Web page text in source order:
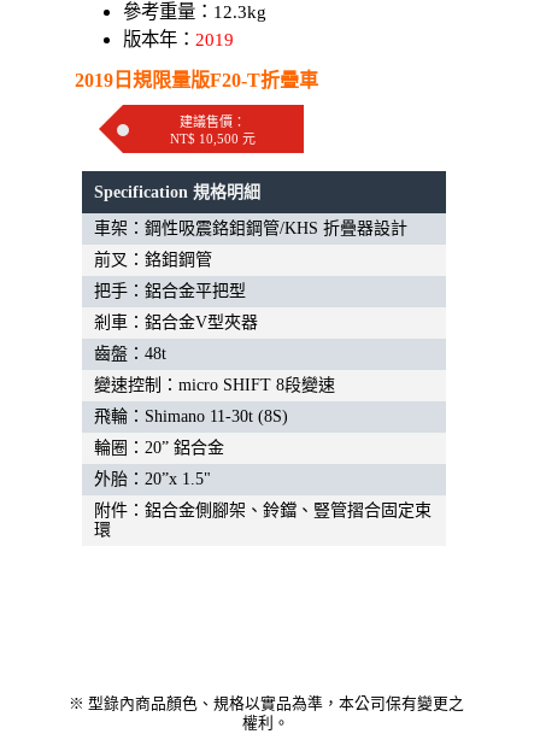
參考重量：12.3kg
版本年： 2019
2019日規限量版F20-T折疊車
建議售價：
NT$ 10,500 元
Specification 規格明細
車架：鋼性吸震鉻鉬鋼管/KHS 折疊器設計
前叉：鉻鉬鋼管
把手：鋁合金平把型
剎車：鋁合金V型夾器
齒盤：48t
變速控制：micro SHIFT 8段變速
飛輪：Shimano 11-30t (8S)
輪圈：20” 鋁合金
外胎：20”x 1.5"
附件：鋁合金側腳架、鈴鐺、豎管摺合固定束
環
※ 型錄內商品顏色、規格以實品為準，本公司保有變更之
權利。